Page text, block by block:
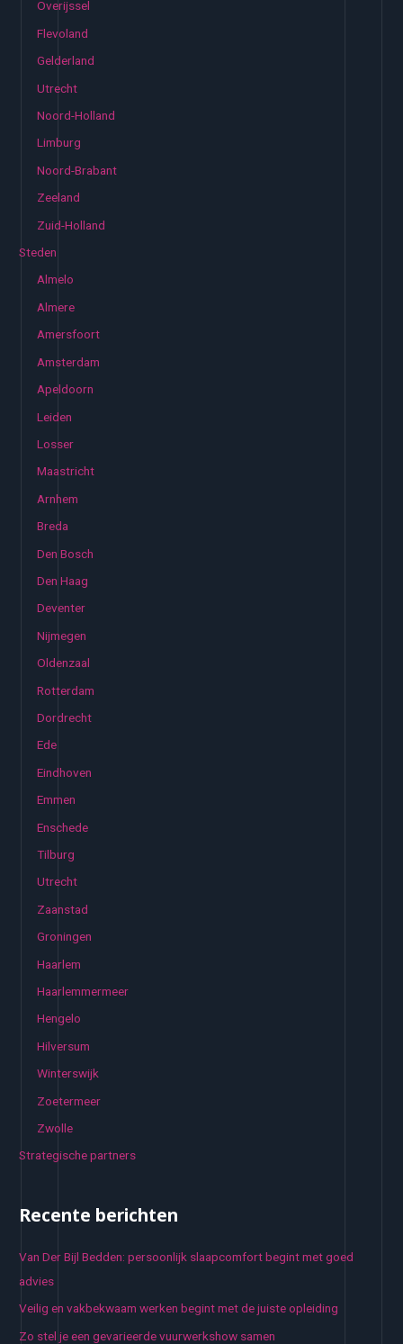
Overijssel
Flevoland
Gelderland
Utrecht
Noord-Holland
Limburg
Noord-Brabant
Zeeland
Zuid-Holland
Steden
Almelo
Almere
Amersfoort
Amsterdam
Apeldoorn
Leiden
Losser
Maastricht
Arnhem
Breda
Den Bosch
Den Haag
Deventer
Nijmegen
Oldenzaal
Rotterdam
Dordrecht
Ede
Eindhoven
Emmen
Enschede
Tilburg
Utrecht
Zaanstad
Groningen
Haarlem
Haarlemmermeer
Hengelo
Hilversum
Winterswijk
Zoetermeer
Zwolle
Strategische partners
Recente berichten
Van Der Bijl Bedden: persoonlijk slaapcomfort begint met goed
advies
Veilig en vakbekwaam werken begint met de juiste opleiding
Zo stel je een gevarieerde vuurwerkshow samen